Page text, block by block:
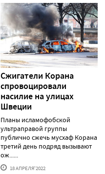
Сжигатели Корана
спровоцировали
насилие на улицах
Швеции
Планы исламофобской
ультраправой группы
публично сжечь мусхаф Корана
третий день подряд вызывают
ож......
18 АПРЕЛЯ'2022